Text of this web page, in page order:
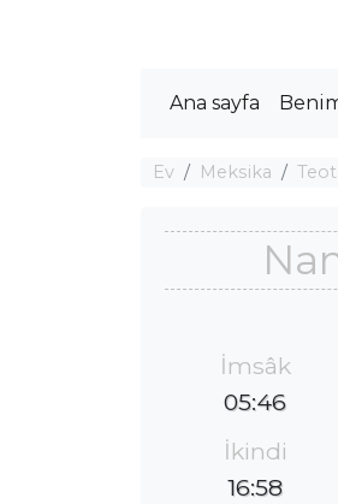
Ana sayfa
Ev Meksika
İmsâk
05:46
İkindi
16:58